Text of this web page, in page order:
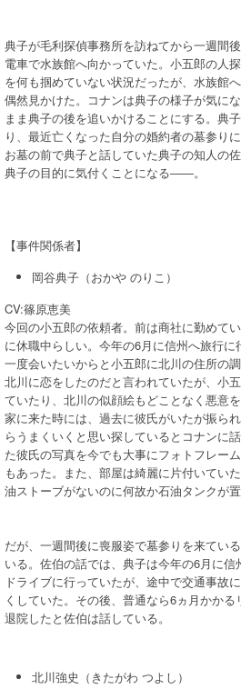
典子が毛利探偵事務所を訪ねてから一週間
電車で水族館へ向かっていた。小五郎の人
を何も掴めていない状況だったが、水族館
偶然見かけた。コナンは典子の様子が気に
まま典子の後を追いかけることにする。典
り、最近亡くなった自分の婚約者の墓参り
お墓の前で典子と話していた典子の知人の
典子の目的に気付くことになる――。
【事件関係者】
岡谷典子（おかや のりこ）
CV:篠原恵美
今回の小五郎の依頼者。前は商社に勤めて
に休職中らしい。今年の6月に信州へ旅行
一度会いたいからと小五郎に北川の住所の
北川に恋をしたのだと言われていたが、小
ていたり、北川の似顔絵もどことなく悪意
家に来た時には、過去に彼氏がいたが振ら
らうまくいくと思い探しているとコナンに
た彼氏の写真を今でも大事にフォトフレー
もあった。また、部屋は綺麗に片付いてい
油ストーブがないのに何故か石油タンクが置
だが、一週間後に喪服姿で墓参りを来てい
いる。佐伯の話では、典子は今年の6月に
ドライブに行っていたが、途中で交通事故
くしていた。その後、普通なら6ヵ月かか
退院したと佐伯は話している。
北川強史（きたがわ つよし）